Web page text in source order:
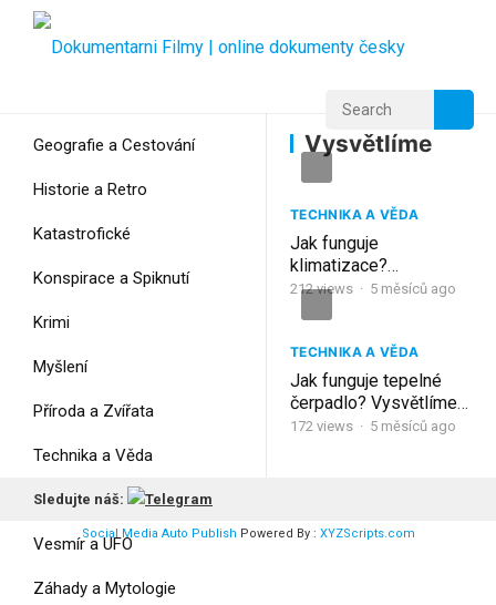
Geografie a Cestování
Historie a Retro
Katastrofické
Konspirace a Spiknutí
Krimi
Myšlení
Příroda a Zvířata
Technika a Věda
Válka a Armáda
Vesmír a UFO
Záhady a Mytologie
Vysvětlíme
Vysvětlíme
TECHNIKA A VĚDA
Jak funguje
klimatizace?
Vysvětlíme jednoduše a
212views · 5 měsíců ago
TECHNIKA A VĚDA
Jak funguje tepelné
čerpadlo? Vysvětlíme
jednoduše a jasně!
172 views · 5 měsíců ago
Sledujte náš:
Social Media Auto Publish Powered By : XYZScripts.com